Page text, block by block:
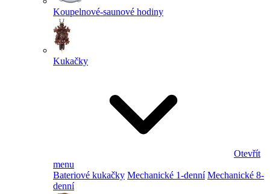
Koupelnové-saunové hodiny
Kukačky
Otevřít
menu
Bateriové kukačky Mechanické 1-denní Mechanické 8-
denní